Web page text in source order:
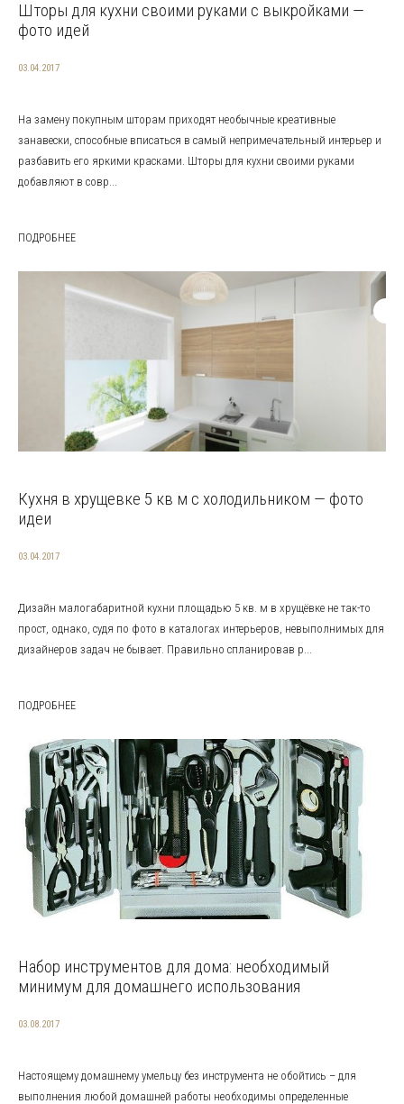
Шторы для кухни своими руками с выкройками —
фото идей
03.04.2017
На замену покупным шторам приходят необычные креативные
занавески, способные вписаться в самый непримечательный интерьер и
разбавить его яркими красками. Шторы для кухни своими руками
добавляют в совр...
ПОДРОБНЕЕ
Кухня в хрущевке 5 кв м с холодильником — фото
идеи
03.04.2017
Дизайн малогабаритной кухни площадью 5 кв. м в хрущёвке не так-то
прост, однако, судя по фото в каталогах интерьеров, невыполнимых для
дизайнеров задач не бывает. Правильно спланировав р...
ПОДРОБНЕЕ
Набор инструментов для дома: необходимый
минимум для домашнего использования
03.08.2017
Настоящему домашнему умельцу без инструмента не обойтись – для
выполнения любой домашней работы необходимы определенные